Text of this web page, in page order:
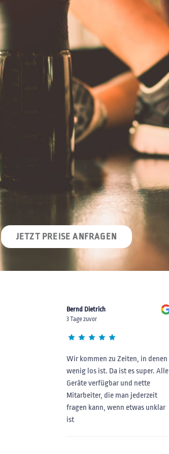
JETZT PREISE ANFRAGEN
Bernd Dietrich
3 Tage zuvor
Wir kommen zu Zeiten, in denen
wenig los ist. Da ist es super. Alle
Geräte verfügbar und nette
Mitarbeiter, die man jederzeit
fragen kann, wenn etwas unklar
ist